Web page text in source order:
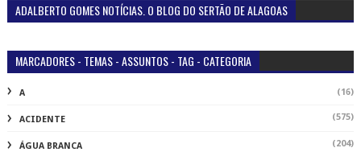
ADALBERTO GOMES NOTÍCIAS. O BLOG DO SERTÃO DE ALAGOAS
MARCADORES - TEMAS - ASSUNTOS - TAG - CATEGORIA
A (16)
ACIDENTE (575)
ÁGUA BRANCA (204)